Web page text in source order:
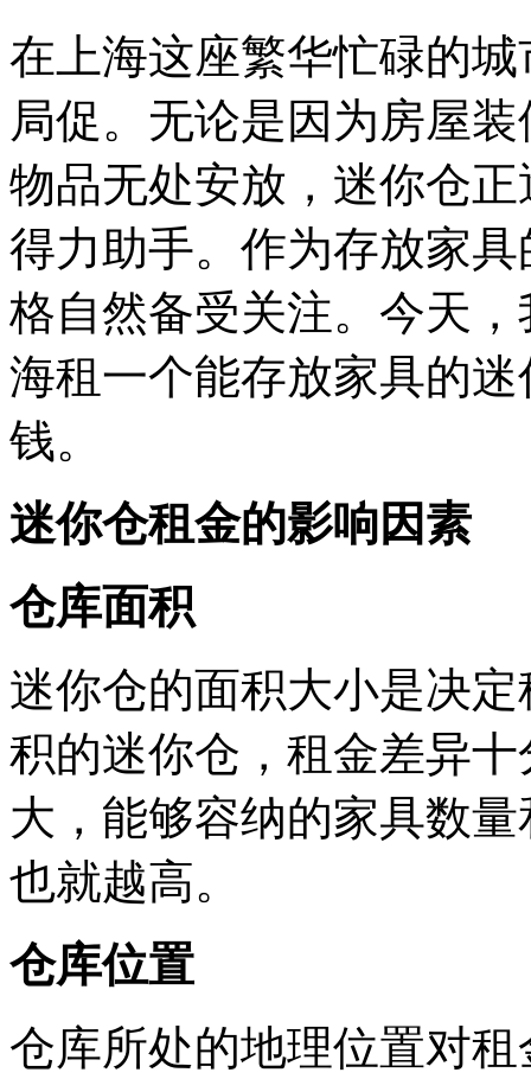
在上海这座繁华忙碌的
局促。无论是因为房屋
物品无处安放，迷你仓
得力助手。作为存放家
格自然备受关注。今天
海租一个能存放家具的
钱。
迷你仓租金的影响因素
仓库面积
迷你仓的面积大小是决
积的迷你仓，租金差异
大，能够容纳的家具数
也就越高。
仓库位置
仓库所处的地理位置对